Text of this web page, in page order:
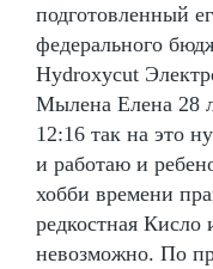
подготовленный
федерального
Hydroxycut
Мылена Елена 28
12:16 так на это
и работаю и
хобби времени
редкостная Кисло
невозможно. По